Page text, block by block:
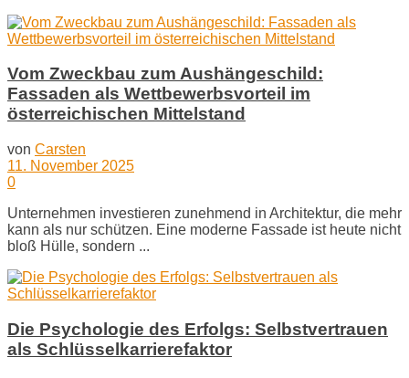
Vom Zweckbau zum Aushängeschild:
Fassaden als Wettbewerbsvorteil im
österreichischen Mittelstand
von Carsten
11. November 2025
0
Unternehmen investieren zunehmend in Architektur, die mehr
kann als nur schützen. Eine moderne Fassade ist heute nicht
bloß Hülle, sondern ...
Die Psychologie des Erfolgs: Selbstvertrauen
als Schlüsselkarrierefaktor